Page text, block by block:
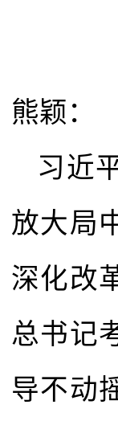
熊颖：
习近
放大局
深化改
总书记
导不动